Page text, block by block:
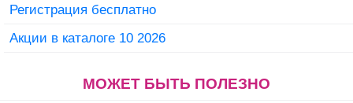
Регистрация бесплатно
Акции в каталоге 10 2026
МОЖЕТ БЫТЬ ПОЛЕЗНО